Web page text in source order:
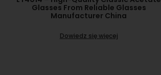
Glasses From Reliable Glasses
Manufacturer China
Dowiedz się więcej